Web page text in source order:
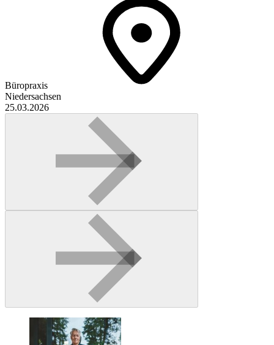
Büropraxis
Niedersachsen
25.03.2026